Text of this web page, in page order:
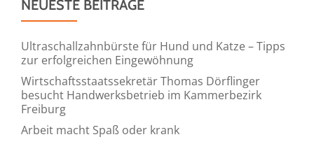
2025/26
NEUESTE BEITRÄGE
Ultraschallzahnbürste für Hund und Katze – Tipps
zur erfolgreichen Eingewöhnung
Wirtschaftsstaatssekretär Thomas Dörflinger
besucht Handwerksbetrieb im Kammerbezirk
Freiburg
Arbeit macht Spaß oder krank